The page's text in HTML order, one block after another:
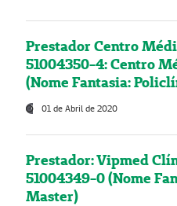
Prestador Centro
51004350-4: Centro
(Nome Fantasia:
01 de Abril de 2020
Prestador: Vipmed
51004349-0 (Nome
Master)